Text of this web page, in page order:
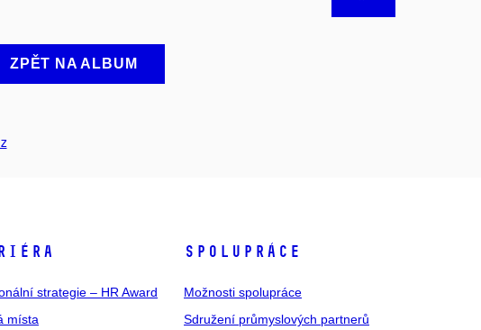
ZPĚT NA ALBUM
strategie – HR Award
místa
SPOLUPRÁCE
Možnosti spolupráce
Sdružení průmyslových partnerů